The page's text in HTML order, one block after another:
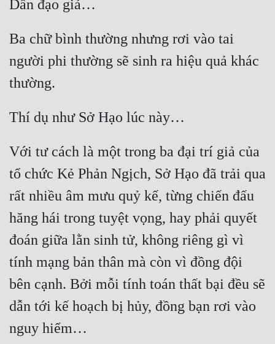
Truyện ngắn
Xa Lộ Dịch
Cung Đấu
Cổ Tiên Hiệp
Cổ Đại
Du Hí
Dã Sử
Dị Giới
Góc Nhìn Nam
Góc Nhìn Nữ
Ba chữ bình thường nhưng rơi vào tai
người phi thường sẽ sinh ra hiệu quả khác
Với tư cách là một trong ba đại trí giả của
tổ chức Kẻ Phản Ngịch, Sở Hạo đã trải qua
rất nhiều âm mưu quỷ kế, từng chiến đấu
hăng hái trong tuyệt vọng, hay phải quyết
đoán giữa lằn sinh tử, không riêng gì vì
tính mạng bản thân mà còn vì đồng đội
bên cạnh. Bởi mỗi tính toán thất bại đều sẽ
dẫn tới kế hoạch bị hủy, đồng bạn rơi vào